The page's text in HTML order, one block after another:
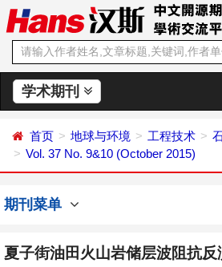
学术期刊
首页 地球与环境 工程技术
Vol. 37 No. 9&10 (October 2015)
期刊菜单
夏子街油田火山岩储层波阻抗反